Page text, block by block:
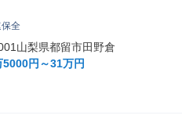
全
山梨県都留市田野倉
円～31万円